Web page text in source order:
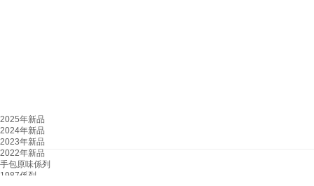
2025年新品
2024年新品
2023年新品
2022年新品
手包原味係列
1987係列